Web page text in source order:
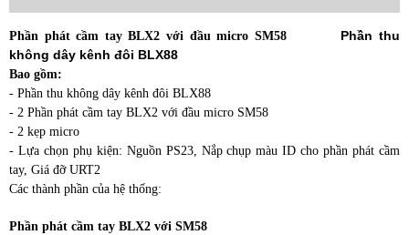
Phần phát cầm tay BLX2 với đầu micro SM58
Phần thu
không dây kênh đôi BLX88
Bao gồm:
- Phần thu không dây kênh đôi BLX88
- 2 Phần phát cầm tay BLX2 với đầu micro SM58
- 2 kẹp micro
- Lựa chọn phụ kiện: Nguồn PS23, Nắp chụp màu ID cho phần phát cầm
tay, Giá đỡ URT2
Các thành phần của hệ thống:
Phần phát cầm tay BLX2 với SM58